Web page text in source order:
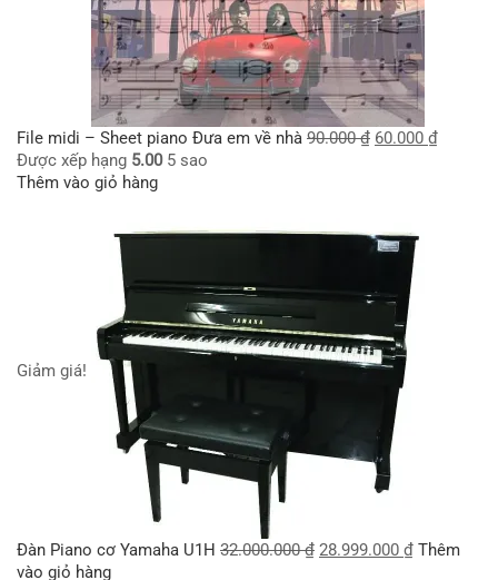
File midi – Sheet piano Đưa em về nhà 90.000₫ 60.000 ₫
Được xếp hạng 5.005 sao
Thêm vào giỏ hàng
Giảm giá!
Đàn Piano cơ Yamaha U1H 32.000.000₫ 28.999.000 ₫ Thêm
vào giỏ hàng